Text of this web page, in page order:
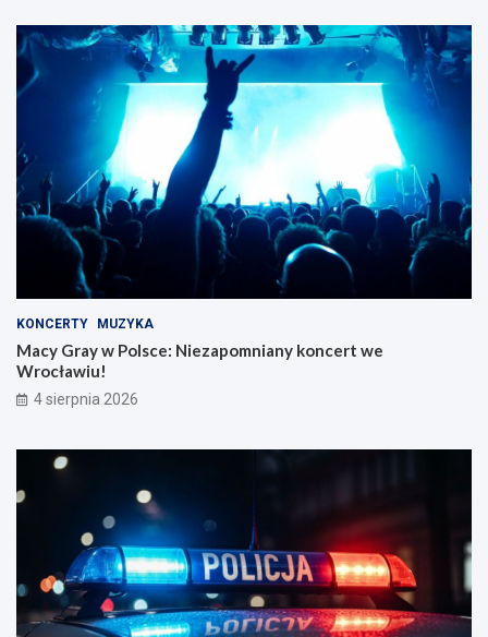
KONCERTY MUZYKA
Macy Gray w Polsce: Niezapomniany koncert we
Wrocławiu!
4 sierpnia 2026